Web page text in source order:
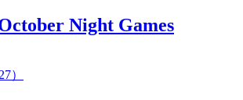
Night Games